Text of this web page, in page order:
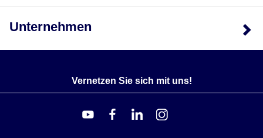
Unternehmen
Vernetzen Sie sich mit uns!